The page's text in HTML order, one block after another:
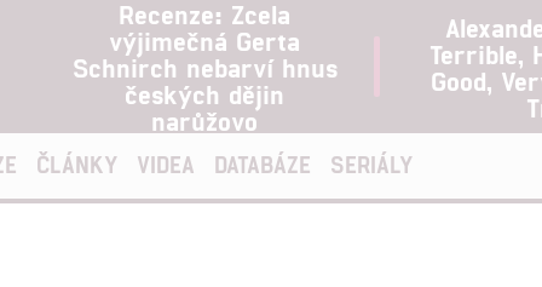
Recenze: Zcela
výjimečná Gerta
Schnirch nebarví hnus
českých dějin
narůžovo
Terrible,
Good,
ČLÁNKY VIDEA DATABÁZE SERIÁLY